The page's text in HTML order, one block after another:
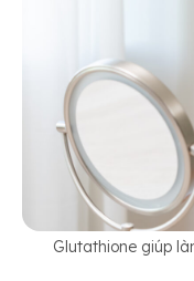
Glutathione giúp